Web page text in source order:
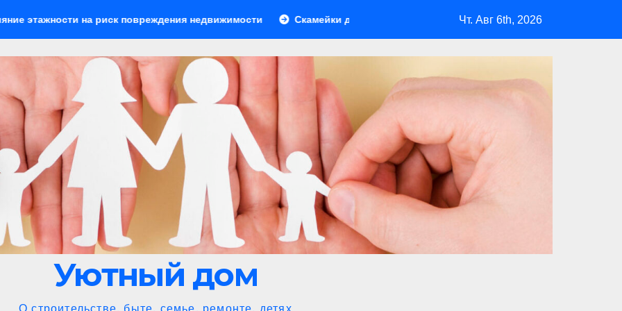
риск повреждения недвижимости Скамейки для зоны барбекю: удобство и безопасность на участке Madmetal.ru
Чт. Авг 6th, 2026
Уютный дом
О строительстве, быте, семье, ремонте, детях